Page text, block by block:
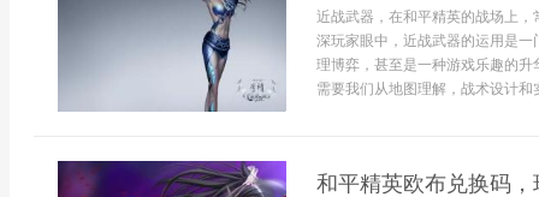
近战武器，在和平精英的战场上
深玩家眼中，近战武器的运用是
理博弈，甚至是一种游戏乐趣的
需要我们从地图理解，战术设计
和平精英欧布兑换码